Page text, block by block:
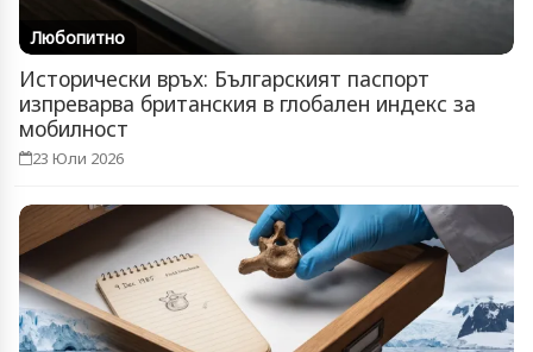
Любопитно
Исторически връх: Българският паспорт
изпреварва британския в глобален индекс за
мобилност
23 Юли 2026